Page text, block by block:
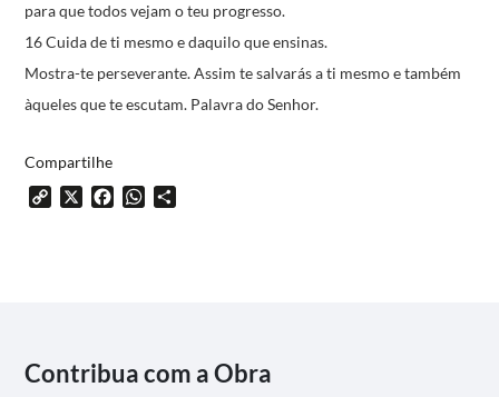
para que todos vejam o teu progresso.
16 Cuida de ti mesmo e daquilo que ensinas.
Mostra-te perseverante. Assim te salvarás a ti mesmo e também
àqueles que te escutam. Palavra do Senhor.
Compartilhe
Copy X FacebookWhatsApp
Contribua com a Obra